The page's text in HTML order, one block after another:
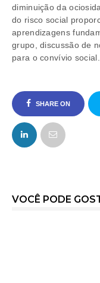
diminuição da
do risco social
aprendizagens
grupo, discussão de
para o convívio social.
SHARE ON
FACEBOOK
VOCÊ PODE